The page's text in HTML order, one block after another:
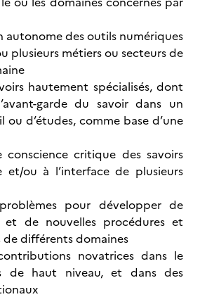
autonome des outils numériques
plusieurs métiers ou secteurs de
hautement spécialisés, dont
garde du savoir dans un
d’études, comme base d’une
critique des savoirs
et/ou à l’interface de plusieurs
pour développer de
et de nouvelles procédures et
de différents domaines
novatrices dans le
de haut niveau, et dans des